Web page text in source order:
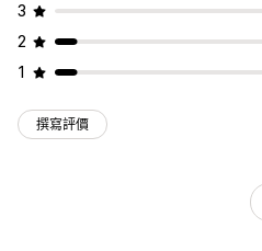
3
2
1
撰寫評價